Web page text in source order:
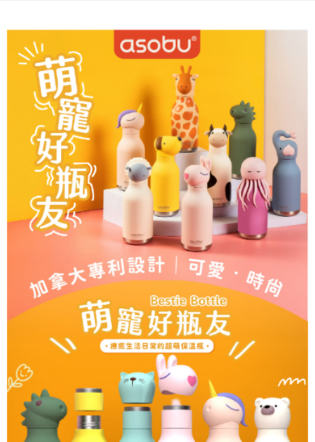
【「AFTEE先享後付」結帳流程】
１．於結帳方式選擇「AFTEE先享後付」後，將跳轉至「AFTEE先享後付」
結帳頁面，進行簡訊認證並確認金額後，即可完成結帳。
２．訂單成立數日內，您將收到繳費通知簡訊。
３．收到繳費通知簡訊後14天內，點擊此簡訊中的連結，可透過四大超商／
ATM／網路銀行／等多元方式進行付款，方視為交易完成。
※ 請注意：結帳手續完成當下不需立刻繳費，但若您需要取消訂單，請聯絡
購買商品的店家。未經商家同意取消之訂單仍視為有效，需透過AFTEE先享
後付繳納相關費用。
※ 交易是否成功請以「AFTEE先享後付 」之結帳頁面顯示為準，若有關於
是否繳費成功／繳費後需取消欲退款等相關疑問，請聯繫「AFTEE先享後付
客戶支援中心」https://netprotections.freshdesk.com/support/home
【注意事項】
１．透過由恩沛科技股份有限公司提供之「AFTEE先享後付」服務完成之交
易，需依本服務之必要範圍內提供個人資料，並將交易相關給付款項請求債
權轉讓予恩沛科技股份有限公司。
２．關於個人資料處理事宜，請瀏覽以下網址：
https://aftee.tw/terms/#terms3
３．未成年的使用者請事先徵得法定代理人或監護人之同意方可使用
「AFTEE先享後付」，若未經同意申辦者引起之損失，本公司不負相關責
任。
４．使用「AFTEE先享後付」時，將依據個別帳號之用戶狀況，依本公司即
時審查核予不同之上限額度；若仍有額度不足之情形，本公司將視審查結果
請求用戶進行身份認證。
５．嚴禁一人註冊多個帳號或使用他人資訊註冊。若發現惡意使用之情形，
恩沛科技股份有限公司將有權停止該用戶之使用額度並採取法律行動。
每筆NT$130，滿NT$3,000(含以上)免運費
離島配送
每筆NT$250